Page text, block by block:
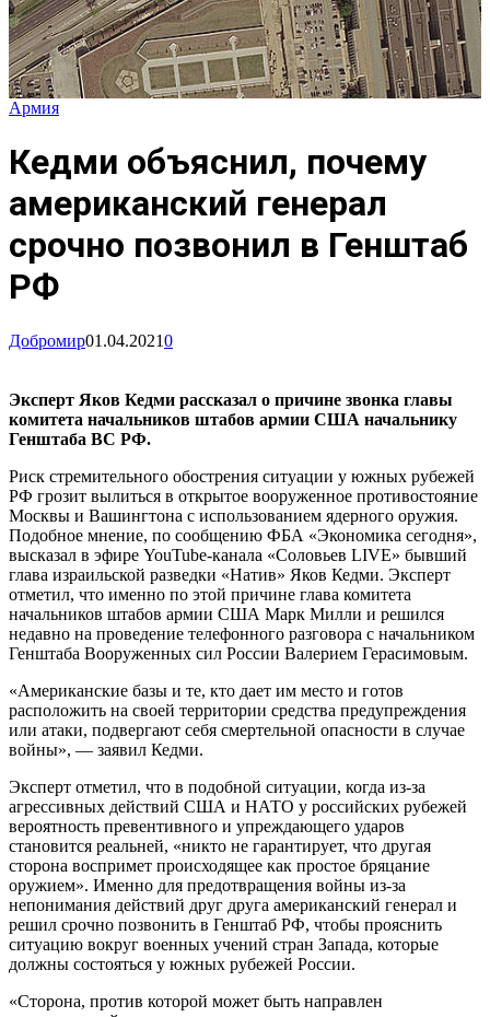
Армия
Кедми объяснил, почему
американский генерал
срочно позвонил в Генштаб
РФ
Добромир01.04.20210
Эксперт Яков Кедми рассказал о причине звонка главы
комитета начальников штабов армии США начальнику
Генштаба ВС РФ.
Риск стремительного обострения ситуации у южных рубежей
РФ грозит вылиться в открытое вооруженное противостояние
Москвы и Вашингтона с использованием ядерного оружия.
Подобное мнение, по сообщению ФБА «Экономика сегодня»,
высказал в эфире YouTube-канала «Соловьев LIVE» бывший
глава израильской разведки «Натив» Яков Кедми. Эксперт
отметил, что именно по этой причине глава комитета
начальников штабов армии США Марк Милли и решился
недавно на проведение телефонного разговора с начальником
Генштаба Вооруженных сил России Валерием Герасимовым.
«Американские базы и те, кто дает им место и готов
расположить на своей территории средства предупреждения
или атаки, подвергают себя смертельной опасности в случае
войны», — заявил Кедми.
Эксперт отметил, что в подобной ситуации, когда из-за
агрессивных действий США и НАТО у российских рубежей
вероятность превентивного и упреждающего ударов
становится реальней, «никто не гарантирует, что другая
сторона воспримет происходящее как простое бряцание
оружием». Именно для предотвращения войны из-за
непонимания действий друг друга американский генерал и
решил срочно позвонить в Генштаб РФ, чтобы прояснить
ситуацию вокруг военных учений стран Запада, которые
должны состояться у южных рубежей России.
«Сторона, против которой может быть направлен